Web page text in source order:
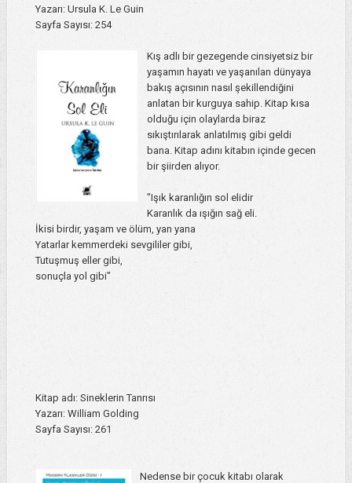
Yazarı: Ursula K. Le Guin
Sayfa Sayısı: 254
Kış adlı bir gezegende cinsiyetsiz bir
yaşamın hayatı ve yaşanılan dünyaya
bakış açısının nasıl şekillendiğini
anlatan bir kurguya sahip. Kitap kısa
olduğu için olaylarda biraz
sıkıştırılarak anlatılmış gibi geldi
bana. Kitap adını kitabın içinde gecen
bir şiirden alıyor.
"Işık karanlığın sol elidir
Karanlık da ışığın sağ eli.
İkisi birdir, yaşam ve ölüm, yan yana
Yatarlar kemmerdeki sevgililer gibi,
Tutuşmuş eller gibi,
sonuçla yol gibi"
Kitap adı: Sineklerin Tanrısı
Yazarı: William Golding
Sayfa Sayısı: 261
Nedense bir çocuk kitabı olarak